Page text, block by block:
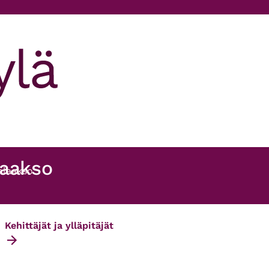
Kehittäjät ja ylläpitäjät